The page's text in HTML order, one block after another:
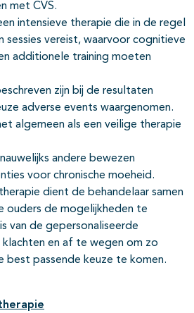
met CVS.
intensieve therapie die in de regel
vereist, waarvoor cognitieve
additionele training moeten
zijn bij de resultaten
adverse events waargenomen.
algemeen als een veilige therapie
andere bewezen
voor chronische moeheid.
dient de behandelaar samen
ouders de mogelijkheden te
van de gepersonaliseerde
en af te wegen om zo
best passende keuze te komen.